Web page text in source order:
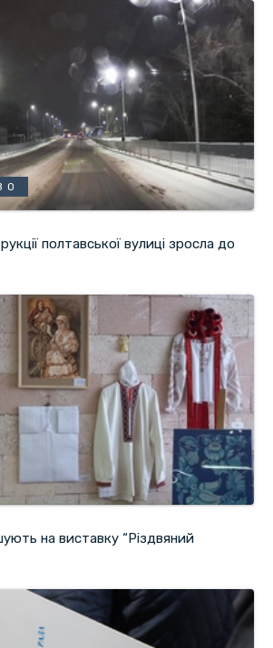
полтавської вулиці зросла до
на виставку “Різдвяний